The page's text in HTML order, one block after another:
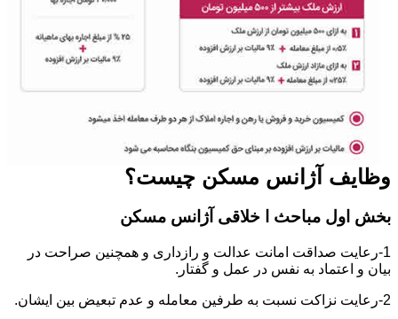
وظایف آژانس مسکن چیست؟
بخش اول مباحث ا خلاقی آژانس مسکن
1-رعایت صداقت امانت عدالت و رازداری و همچنین صراحت در
بیان و اعتماد به نفس در عمل و گفتار.
2-رعایت نزاکت نسبت به طرفین معامله و عدم تبعیض بین ایشان.